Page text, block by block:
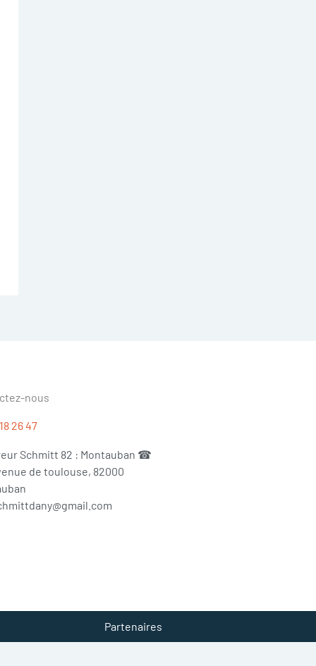
nous
26 47
Schmitt 82 : Montauban ☎
de toulouse, 82000
Partenaires